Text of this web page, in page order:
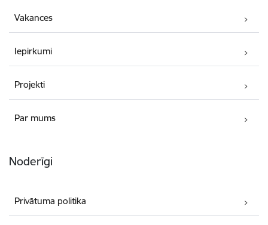
Vakances
Iepirkumi
Projekti
Par mums
Noderīgi
Privātuma politika